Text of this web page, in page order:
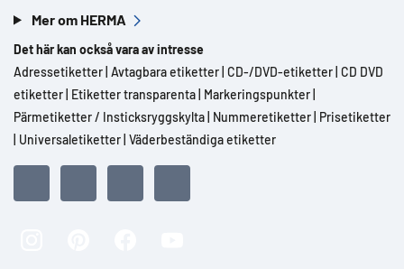
Mer om HERMA
Det här kan också vara av intresse
Adressetiketter Avtagbara etiketter CD-/DVD-etiketter CD DVD
etiketter Etiketter transparenta Markeringspunkter
Pärmetiketter / Insticksryggskylta Nummeretiketter Prisetiketter
Universaletiketter Väderbeständiga etiketter